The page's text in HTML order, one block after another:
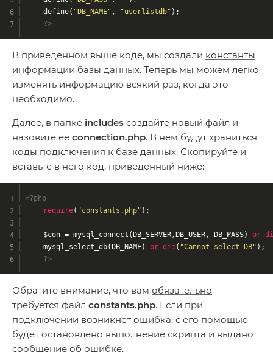
	define(
"DB_NAME" , "userlistdb" );
?>
В приведенном выше коде, мы создали константы
информации базы данных. Теперь мы можем легко
изменять информацию всякий раз, когда это
необходимо.
Далее, в папке includes создайте новый файл и
назовите ее connection.php. В нем будут храниться
коды подключения к базе данных. Скопируйте и
вставьте в него код, приведенный ниже:
<?php
require( "constants.php" );
	$con = mysql_connect(DB_SERVER,DB_USER, DB_PASS)
or
	mysql_select_db(DB_NAME)
or die( "Cannot select DB" );
?>
Обратите внимание, что вам обязательно
требуется файл constants.php. Если при
подключении возникнет ошибка, с его помощью
будет остановлено выполнение скрипта и выдано
сообщение об ошибке.